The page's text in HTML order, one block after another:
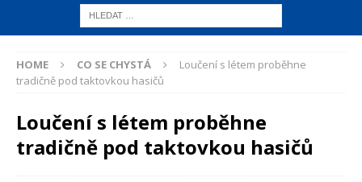
HOME CO SE CHYSTÁ
Loučení s létem proběhne
tradičně pod taktovkou hasičů
Loučení s létem proběhne
tradičně pod taktovkou hasičů